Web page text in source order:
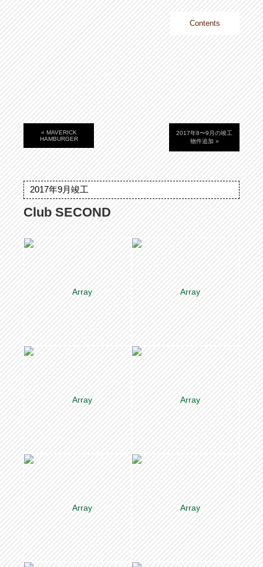
沖縄・東京
Contents
Home
Identity
Works
About
Recruit
Contact
« MAVERICK
HAMBURGER
2017年8〜9月の竣工
物件追加 »
2017年9月竣工
Club SECOND